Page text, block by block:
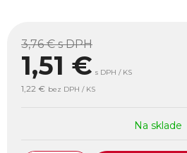
3,76 €s DPH
1,51 € s DPH / KS
1,22 € bez DPH / KS
Na sklade